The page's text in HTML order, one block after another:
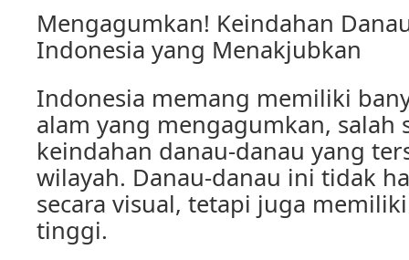
Mengagumkan! Keindahan
Indonesia yang Menakjubkan
Indonesia memang memiliki
alam yang mengagumkan, salah
keindahan danau-danau yang
wilayah. Danau-danau ini tidak
secara visual, tetapi juga
tinggi.